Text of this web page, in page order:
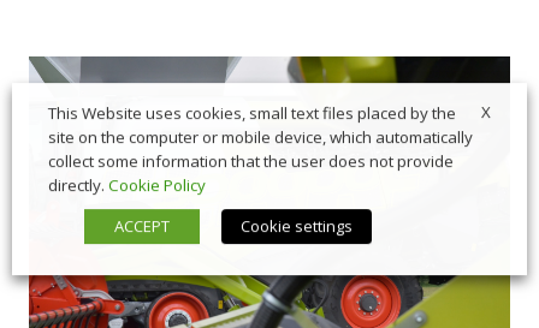
X
This Website uses cookies, small text files placed by the
site on the computer or mobile device, which automatically
collect some information that the user does not provide
directly. Cookie Policy
ACCEPT
Cookie settings